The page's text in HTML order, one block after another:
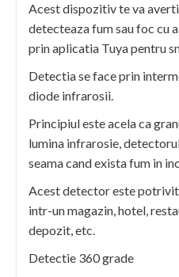
smart
home
,
avertizare
pe
telefon
Acest dispozitiv te va
detecteaza fum sau foc cu
prin aplicatia Tuya pentru
Detectia se face prin
diode infrarosii.
Principiul este acela ca
lumina infrarosie,
seama cand exista fum in
Acest detector este
intr-un magazin, hotel,
depozit, etc.
Detectie 360 grade